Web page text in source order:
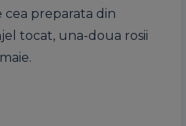
cea preparata din
tocat, una-doua rosii